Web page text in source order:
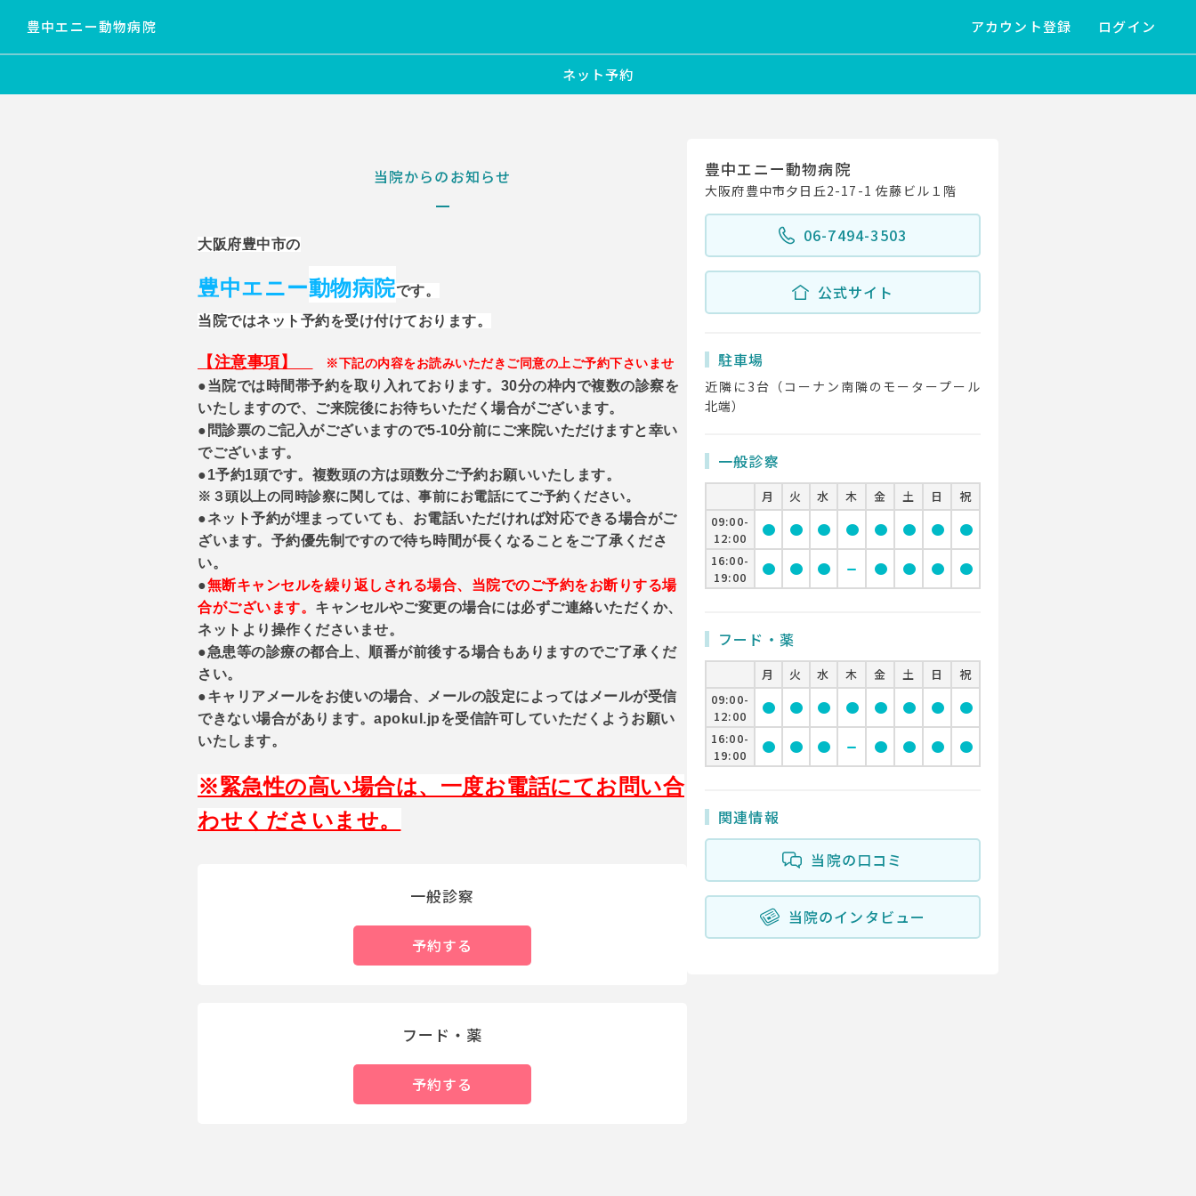
豊中エニー動物病院 アカウント登録 ログイン
ネット予約
当院からのお知らせ
大阪府豊中市の
豊中エニー動物病院です。
当院ではネット予約を受け付けております。
【注意事項】 ※下記の内容をお読みいただきご同意の上ご予約下さいませ
●当院では時間帯予約を取り入れております。30分の枠内で複数の診察を
いたしますので、ご来院後にお待ちいただく場合がございます。
●問診票のご記入がございますので5-10分前にご来院いただけますと幸い
でございます。
●1予約1頭です。複数頭の方は頭数分ご予約お願いいたします。
※３頭以上の同時診察に関しては、事前にお電話にてご予約ください。
●ネット予約が埋まっていても、お電話いただければ対応できる場合がご
ざいます。予約優先制ですので待ち時間が長くなることをご了承くださ
い。
●無断キャンセルを繰り返しされる場合、当院でのご予約をお断りする場
合がございます。 キャンセルやご変更の場合には必ずご連絡いただくか、
ネットより操作くださいませ。
●急患等の診療の都合上、順番が前後する場合もありますのでご了承くだ
さい。
●キャリアメールをお使いの場合、メールの設定によってはメールが受信
できない場合があります。apokul.jpを受信許可していただくようお願い
いたします。
※緊急性の高い場合は、一度お電話にてお問い合
わせくださいませ。
一般診察
予約する
フード・薬
予約する
豊中エニー動物病院
大阪府豊中市夕日丘2-17-1 佐藤ビル１階
06-7494-3503
公式サイト
駐車場
近隣に3台（コーナン南隣のモータープール
北端）
一般診察
月 火 水 木 金 土 日
祝
09:00-
12:00
circle circle circle circle circle circle circle circle
16:00-
19:00
circle circle circle remove circle circle circle circle
フード・薬
月 火 水 木 金 土 日
祝
09:00-
12:00
circle circle circle circle circle circle circle circle
16:00-
19:00
circle circle circle remove circle circle circle circle
関連情報
当院の口コミ
当院のインタビュー